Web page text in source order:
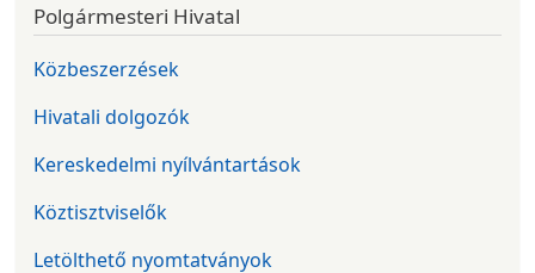
Polgármesteri Hivatal
Közbeszerzések
Hivatali dolgozók
Kereskedelmi nyílvántartások
Köztisztviselők
Letölthető nyomtatványok